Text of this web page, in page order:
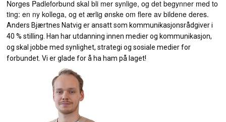
Norges Padleforbund skal bli mer synlige, og det begynner med to
ting: en ny kollega, og et ærlig ønske om flere av bildene deres.
Anders Bjærtnes Natvig er ansatt som kommunikasjonsrådgiver i
40 % stilling. Han har utdanning innen medier og kommunikasjon,
og skal jobbe med synlighet, strategi og sosiale medier for
forbundet. Vi er glade for å ha ham på laget!